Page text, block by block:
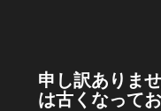
申し訳ありま
は古くなって